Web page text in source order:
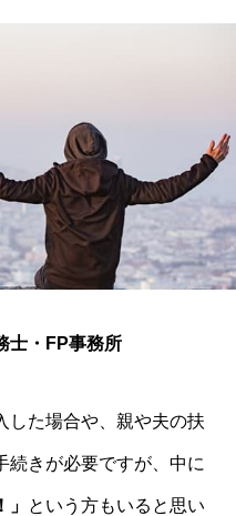
士・FP事務所
した場合や、親や夫の扶
続きが必要ですが、中に
という方もいると思い